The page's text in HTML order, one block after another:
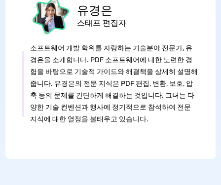
유경은
스태프 편집자
소프트웨어 개발 학위를 자랑하는 기술분야 전문가, 유
경은을 소개합니다. PDF 소프트웨어에 대한 노련한 경
험을 바탕으로 기술적 가이드와 해결책을 상세히 설명해
줍니다. 유경은의 전문 지식은 PDF 편집, 변환, 보호, 압
축 등의 문제를 간단하게 해결하는 것입니다. 그녀는 다
양한 기술 컨벤션과 행사에 정기적으로 참석하여 전문
지식에 대한 열정을 불태우고 있습니다.